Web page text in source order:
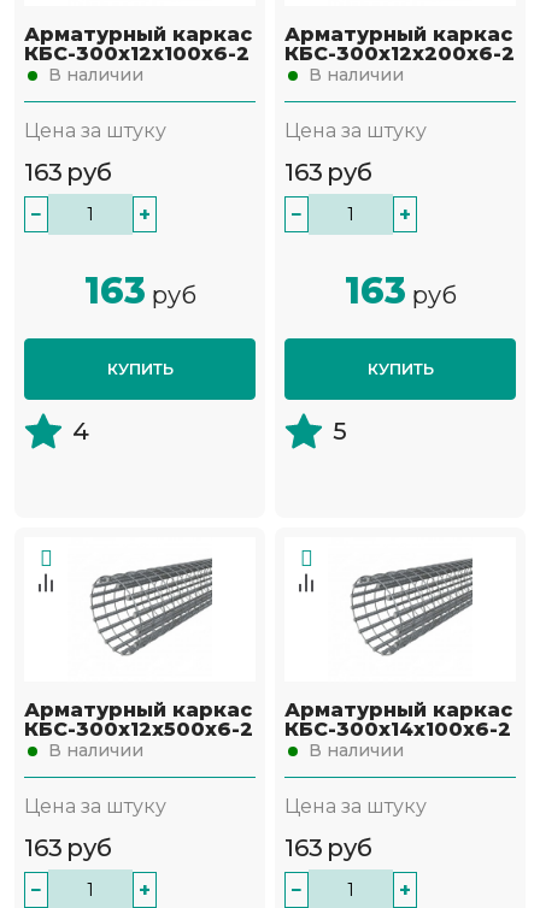
Арматурный каркас
КБС-300х12х100х6-2
В наличии
Цена за штуку
163 руб
− +
163 руб
КУПИТЬ
4
Арматурный каркас
КБС-300х12х200х6-2
В наличии
Цена за штуку
163 руб
− +
163 руб
КУПИТЬ
5
Арматурный каркас
КБС-300х12х500х6-2
В наличии
Цена за штуку
163 руб
− +
Арматурный каркас
КБС-300х14х100х6-2
В наличии
Цена за штуку
163 руб
− +